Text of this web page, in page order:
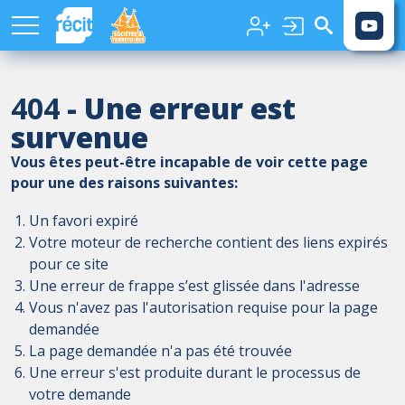
Aller au contenu principal
404 - Une erreur est
survenue
Vous êtes peut-être incapable de voir cette page
pour une des raisons suivantes:
Un favori expiré
Votre moteur de recherche contient des liens expirés
pour ce site
Une erreur de frappe s’est glissée dans l'adresse
Vous n'avez pas l'autorisation requise pour la page
demandée
La page demandée n'a pas été trouvée
Une erreur s'est produite durant le processus de
votre demande